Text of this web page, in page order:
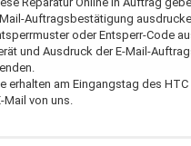
Auftragsbestätigung
oder Entsperr-Code
und Ausdruck der E-Mail-
erhalten am Eingangstag des
Mail von uns.